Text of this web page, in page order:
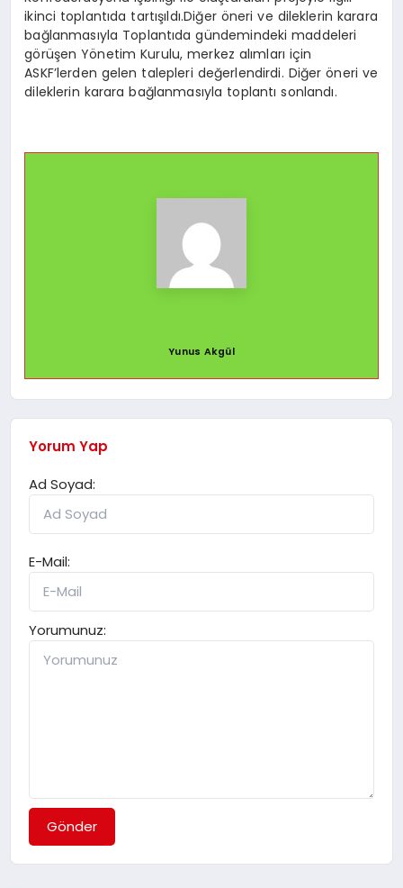
ikinci toplantıda tartışıldı.Diğer öneri ve dileklerin karara
bağlanmasıyla Toplantıda gündemindeki maddeleri
görüşen Yönetim Kurulu, merkez alımları için
ASKF’lerden gelen talepleri değerlendirdi. Diğer öneri ve
dileklerin karara bağlanmasıyla toplantı sonlandı.
Yunus Akgül
Yorum Yap
Ad Soyad:
E-Mail:
Yorumunuz:
Gönder